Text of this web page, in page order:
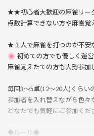
★★初心者大歓迎の麻雀リ
点数計算できない方や麻雀
★１人で麻雀を打つのが不
🌸 初めての方でも優しく運
麻雀覚えたての方も大勢参加
毎回3～5卓(12～20人)くらい
参加者を入れ替えながら色々
どなたでも気軽にご参加くだ
◆ルール◆